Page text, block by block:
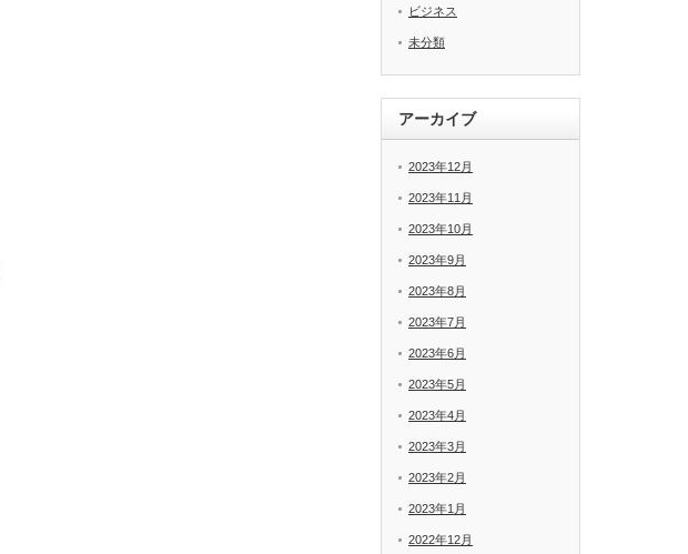
ビジネス
未分類
アーカイブ
2023年12月
2023年11月
2023年10月
2023年9月
2023年8月
2023年7月
2023年6月
2023年5月
2023年4月
2023年3月
2023年2月
2023年1月
2022年12月